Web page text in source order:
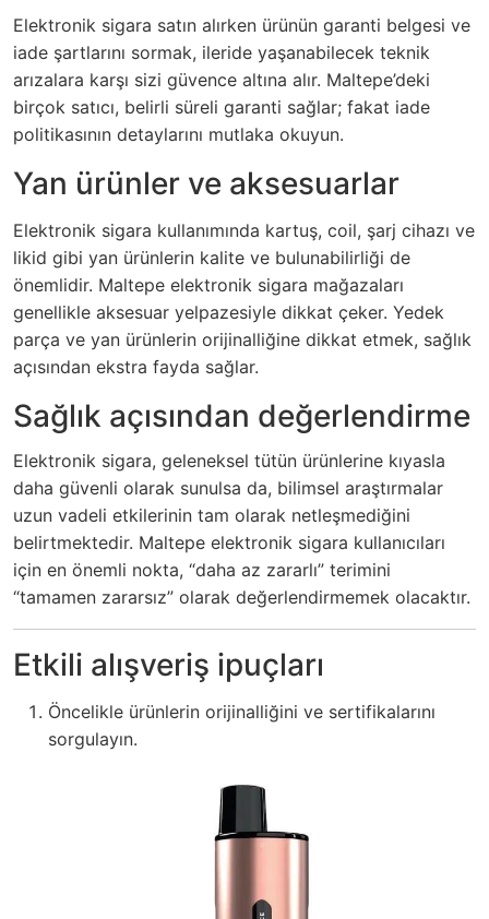
Elektronik sigara satın alırken ürünün garanti belgesi ve
iade şartlarını sormak, ileride yaşanabilecek teknik
arızalara karşı sizi güvence altına alır. Maltepe’deki
birçok satıcı, belirli süreli garanti sağlar; fakat iade
politikasının detaylarını mutlaka okuyun.
Yan ürünler ve aksesuarlar
Elektronik sigara kullanımında kartuş, coil, şarj cihazı ve
likid gibi yan ürünlerin kalite ve bulunabilirliği de
önemlidir. Maltepe elektronik sigara mağazaları
genellikle aksesuar yelpazesiyle dikkat çeker. Yedek
parça ve yan ürünlerin orijinalliğine dikkat etmek, sağlık
açısından ekstra fayda sağlar.
Sağlık açısından değerlendirme
Elektronik sigara, geleneksel tütün ürünlerine kıyasla
daha güvenli olarak sunulsa da, bilimsel araştırmalar
uzun vadeli etkilerinin tam olarak netleşmediğini
belirtmektedir. Maltepe elektronik sigara kullanıcıları
için en önemli nokta, “daha az zararlı” terimini
“tamamen zararsız” olarak değerlendirmemek olacaktır.
Etkili alışveriş ipuçları
Öncelikle ürünlerin orijinalliğini ve sertifikalarını
sorgulayın.